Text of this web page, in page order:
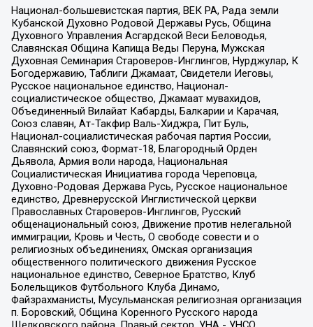
Национал-большевистская партия, ВЕК РА, Рада земли
Кубанской Духовно Родовой Державы Русь, Община
Духовного Управления Асгардской Веси Беловодья,
Славянская Община Капища Веды Перуна, Мужская
Духовная Семинария Староверов-Инглингов, Нурджулар, К
Богодержавию, Таблиги Джамаат, Свидетели Иеговы,
Русское национальное единство, Национал-
социалистическое общество, Джамаат мувахидов,
Объединенный Вилайат Кабарды, Балкарии и Карачая,
Союз славян, Ат-Такфир Валь-Хиджра, Пит Буль,
Национал-социалистическая рабочая партия России,
Славянский союз, Формат-18, Благородный Орден
Дьявола, Армия воли народа, Национальная
Социалистическая Инициатива города Череповца,
Духовно-Родовая Держава Русь, Русское национальное
единство, Древнерусской Инглистической церкви
Православных Староверов-Инглингов, Русский
общенациональный союз, Движение против нелегальной
иммиграции, Кровь и Честь, О свободе совести и о
религиозных объединениях, Омская организация
общественного политического движения Русское
национальное единство, Северное Братство, Клуб
Болельщиков Футбольного Клуба Динамо,
Файзрахманисты, Мусульманская религиозная организация
п. Боровский, Община Коренного Русского народа